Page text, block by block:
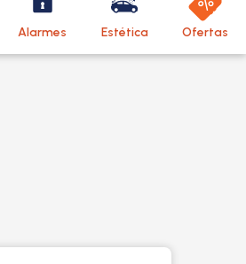
Alarmes Estética Ofertas